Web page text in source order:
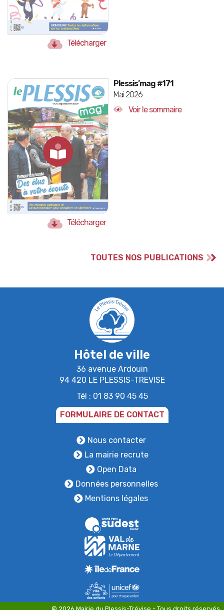
Télécharger
Télécharger
Plessis’mag #171
Mai 2026
Voir le sommaire
TOUTES NOS PUBLICATIONS
Hôtel de ville
36 avenue Ardouin
94 420 LE PLESSIS-TREVISE
Tél : 01 83 90 45 45
FORMULAIRE DE CONTACT
Nous contacter
La mairie recrute
Open Data
Données personnelles
Mentions légales